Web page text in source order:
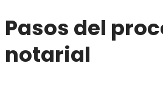
Pasos del
notarial